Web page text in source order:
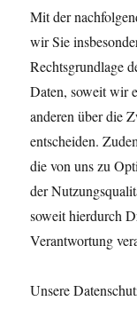
Mit der
wir Sie
Rechtsgrundlage
Daten, soweit wir
anderen über die
entscheiden.
die von uns zu
der
soweit hierdurch
Verantwortung
Unsere